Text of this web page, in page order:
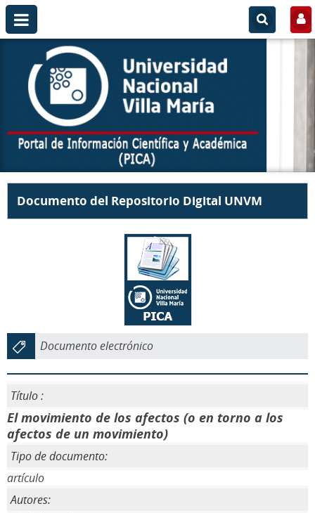
Documento del Repositorio Digital UNVM
Documento electrónico
Título :
El movimiento de los afectos (o en torno a los
afectos de un movimiento)
Tipo de documento:
artículo
Autores: